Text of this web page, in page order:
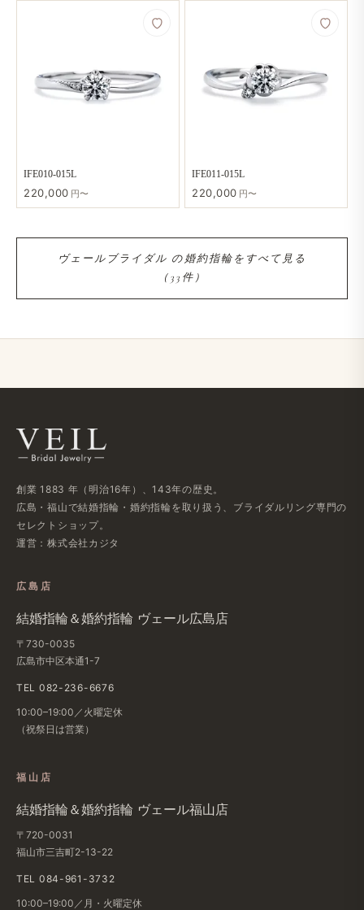
IFE010-015L
220,000 円〜
IFE011-015L
220,000 円〜
ヴェールブライダル の​婚約指輪を​すべて​見る​
（33件）
創業 1883 年​（明治16年）、​143年の​歴史。
広島・福山で​結婚指輪・婚約指輪を​取り扱う、​ブライダルリング専門の​
セレクトショップ。
運営：株式会社カジタ
広島店
結婚​指輪＆婚約指輪 ヴェール​広島店
〒730-0035
広島市中区本通1-7
TEL 082-236-6676
10:00–19:00／火曜定休
（祝祭日は​営業）
福山店
結婚​指輪＆婚約指輪 ヴェール福山店
〒720-0031
福山市三吉町2-13-22
TEL 084-961-3732
10:00–19:00／月・火曜定休